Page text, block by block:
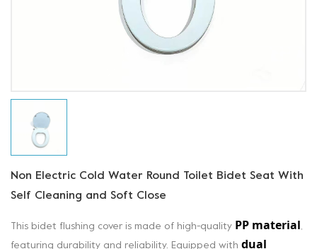
Non Electric Cold Water Round Toilet Bidet Seat With
Self Cleaning and Soft Close
This bidet flushing cover is made of high-quality PP material
featuring durability and reliability. Equipped with dual